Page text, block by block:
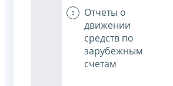
Отчеты о
движении
средств по
зарубежным
счетам